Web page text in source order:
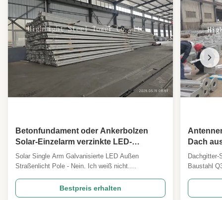
Betonfundament oder Ankerbolzen
Solar-Einzelarm verzinkte LED-
Außenstraßenlaternenmast
Außenampelmast
Solar Single Arm Galvanisierte LED Außen
Straßenlicht Pole - Nein. Ich weiß nicht.
wesentliche Konstruktionsparameter 1
Entwurfscode ANSI/TIA222G,H oder europäische
Bestpreis erhalten
Dach
Q355,
Baustahl